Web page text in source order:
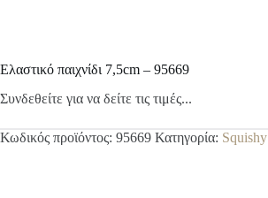
Ελαστικό παιχνίδι 7,5cm – 95669
Συνδεθείτε για να δείτε τις τιμές...
Κωδικός προϊόντος: 95669 Κατηγορία: Squishy